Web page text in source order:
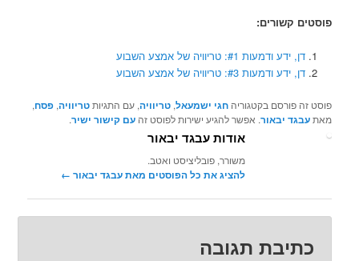
פוסטים קשורים:
דן, ידע ודמעות #1: טריוויה של אמצע השבוע
דן, ידע ודמעות #3: טריוויה של אמצע השבוע
פוסט זה פורסם בקטגוריהחגי ישמעאל,טריוויה, עם התגיותטריוויה,פסח,
מאתעבגד יבאור. אפשר להגיע ישירות לפוסט זהעם קישור ישיר.
אודות עבגד יבאור
משורר, פובליציסט ואטב.
להציג את כל הפוסטים מאת עבגד יבאור‏ ←
כתיבת תגובה